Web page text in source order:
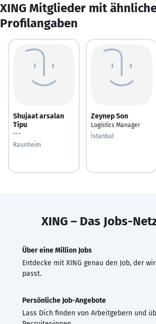
XING Mitglieder mit
Profilangaben
Shujaat arsalan
Tipu
---
Raunheim
Zeynep Son
Logistics Manager
İstanbul
XING – Das Jobs-
Über eine Million Jobs
Entdecke mit XING genau den Job, der
passt.
Persönliche Job-Angebote
Lass Dich finden von Arbeitgebern und